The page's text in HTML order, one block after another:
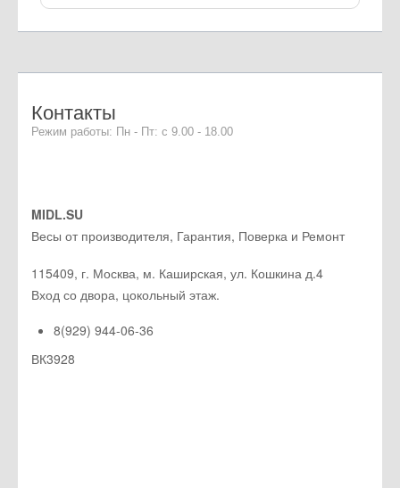
Контакты
Режим работы: Пн - Пт: с 9.00 - 18.00
MIDL.SU
Весы от производителя, Гарантия, Поверка и Ремонт
115409, г. Москва, м. Каширская, ул. Кошкина д.4
Вход со двора, цокольный этаж.
8(929) 944-06-36
ВК3928